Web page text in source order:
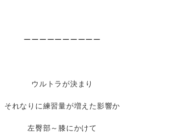
ーーーーーーーーーー
ウルトラが決まり
それなりに練習量が増えた影響か
左臀部～膝にかけて